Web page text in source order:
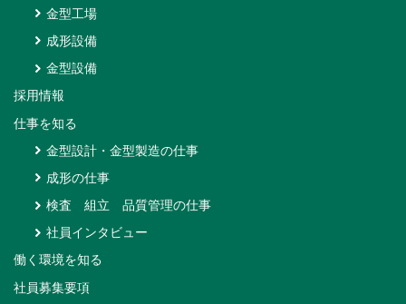
金型工場
成形設備
金型設備
採用情報
仕事を知る
金型設計・金型製造の仕事
成形の仕事
検査 組立 品質管理の仕事
社員インタビュー
働く環境を知る
社員募集要項